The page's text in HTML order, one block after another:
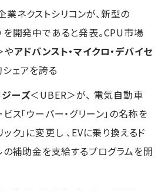
ネクストシリコンが、新型の
を開発中であると発表。CPU市場
やアドバンスト・マイクロ・デバイセ
ェアを誇る
ジーズ＜UBER＞が、 電気自動車
ス「ウーバー・グリーン」の名称を
ック」に変更し 、EVに乗り換えるド
補助金を支給するプログラムを開